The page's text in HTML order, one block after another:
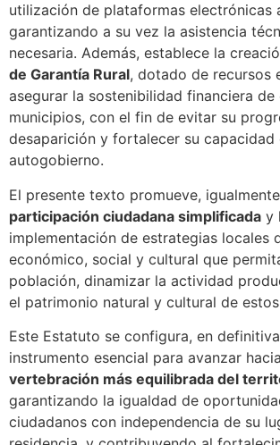
utilización de plataformas electrónicas
garantizando a su vez la asistencia
necesaria. Además, establece la
de Garantía Rural, dotado de recursos
asegurar la sostenibilidad financiera de
municipios, con el fin de evitar su
desaparición y fortalecer su capacidad
autogobierno.
El presente texto promueve,
participación ciudadana simplificada y
implementación de estrategias locales
económico, social y cultural que
población, dinamizar la actividad
el patrimonio natural y cultural de
Este Estatuto se configura, en
instrumento esencial para avanzar
vertebración más equilibrada del
garantizando la igualdad de
ciudadanos con independencia de su